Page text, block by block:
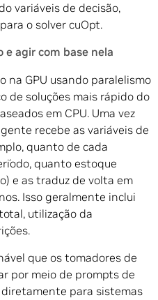
variáveis de decisão,
o solver cuOpt.
e agir com base nela
na GPU usando paralelismo
de soluções mais rápido do
em CPU. Uma vez
recebe as variáveis de
quanto de cada
quanto estoque
e as traduz de volta em
Isso geralmente inclui
utilização da
que os tomadores de
por meio de prompts de
para sistemas